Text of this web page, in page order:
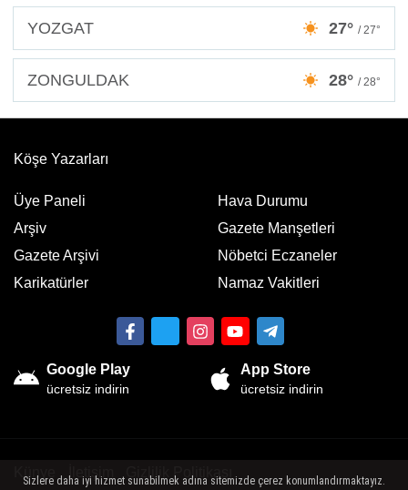
YOZGAT 27° / 27°
ZONGULDAK 28° / 28°
Köşe Yazarları
Üye Paneli
Arşiv
Gazete Arşivi
Karikatürler
Hava Durumu
Gazete Manşetleri
Nöbetci Eczaneler
Namaz Vakitleri
Google Play
ücretsiz indirin
App Store
ücretsiz indirin
Künye İletişim Gizlilik Politikası
Sizlere daha iyi hizmet sunabilmek adına sitemizde çerez konumlandırmaktayız.